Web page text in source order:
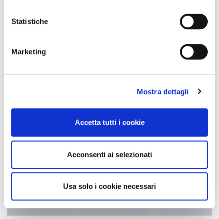
Statistiche
Marketing
Mostra dettagli
Accetta tutti i cookie
Acconsenti ai selezionati
Usa solo i cookie necessari